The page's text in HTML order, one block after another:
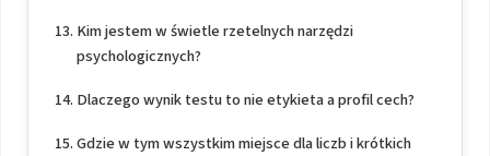
Kim jestem w świetle rzetelnych narzędzi
psychologicznych?
Dlaczego wynik testu to nie etykieta a profil cech?
Gdzie w tym wszystkim miejsce dla liczb i krótkich